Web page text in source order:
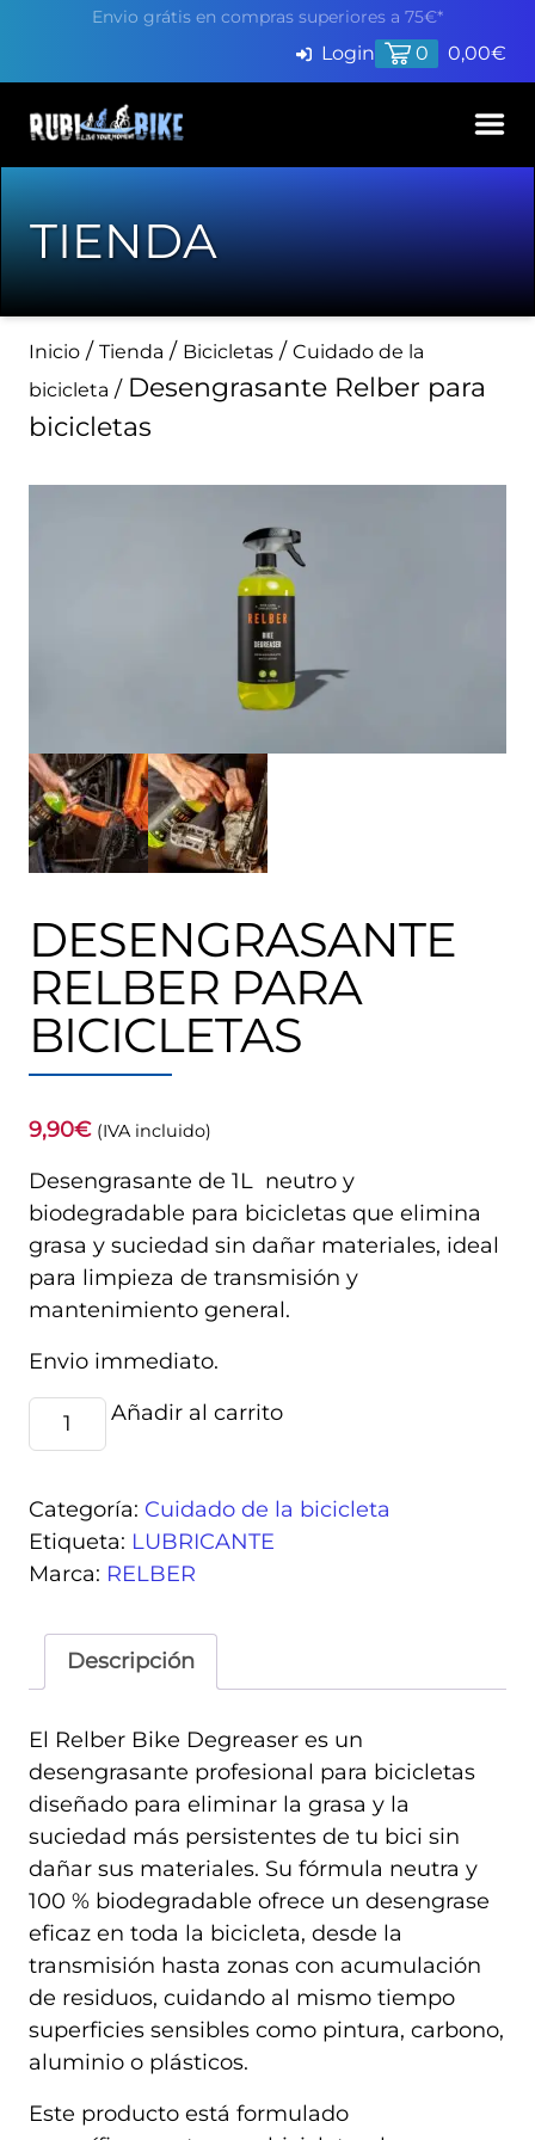
Envio grátis en compras superiores a 75€*
Login 0 0,00€
Productos
Pide cita en Taller
Finaciación
Blog
Contacto
TIENDA
Inicio / Tienda / Bicicletas / Cuidado de la
bicicleta / Desengrasante Relber para
bicicletas
DESENGRASANTE
RELBER PARA
BICICLETAS
9,90€ (IVA incluido)
Desengrasante de 1L neutro y
biodegradable para bicicletas que elimina
grasa y suciedad sin dañar materiales, ideal
para limpieza de transmisión y
mantenimiento general.
Envio immediato.
Desengrasante
Relber
bicicletas
cantidad
Añadir al carrito
Categoría: Cuidado de la bicicleta
Etiqueta: LUBRICANTE
Marca: RELBER
Descripción
El Relber Bike Degreaser es un
desengrasante profesional para bicicletas
diseñado para eliminar la grasa y la
suciedad más persistentes de tu bici sin
dañar sus materiales. Su fórmula neutra y
100 % biodegradable ofrece un desengrase
eficaz en toda la bicicleta, desde la
transmisión hasta zonas con acumulación
de residuos, cuidando al mismo tiempo
superficies sensibles como pintura, carbono,
aluminio o plásticos.
Este producto está formulado